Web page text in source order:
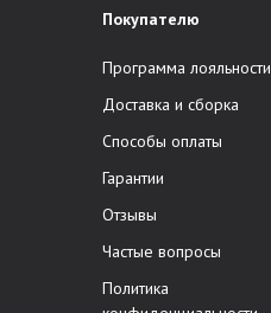
Покупателю
Программа лояльности
Доставка и сборка
Способы оплаты
Гарантии
Отзывы
Частые вопросы
Политика